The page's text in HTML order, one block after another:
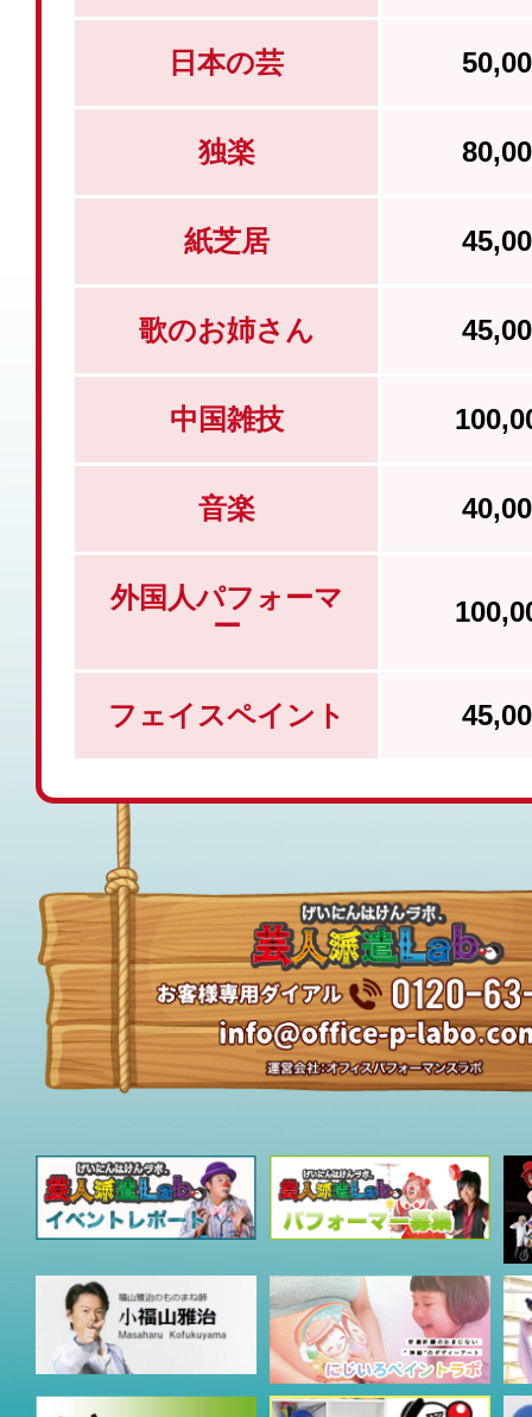
日本の芸
独楽
紙芝居
歌のお姉さん
中国雑技
音楽
外国人パフォーマ
ー
フェイスペイント